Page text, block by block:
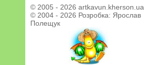
© 2005 - 2026 artkavun.kherson.ua
© 2004 - 2026 Розробка: Ярослав
Полещук